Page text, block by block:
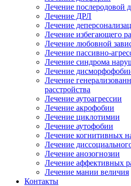
Лечение послеродовой
Лечение ДРЛ
Лечение
Лечение избегающего
Лечение любовной
Лечение пассивно-
Лечение синдрома
Лечение
Лечение
расстройства
Лечение аутоагрессии
Лечение акрофобии
Лечение циклотимии
Лечение аутофобии
Лечение когнитивных
Лечение
Лечение анозогнозии
Лечение аффективных
Лечение мании величия
Контакты